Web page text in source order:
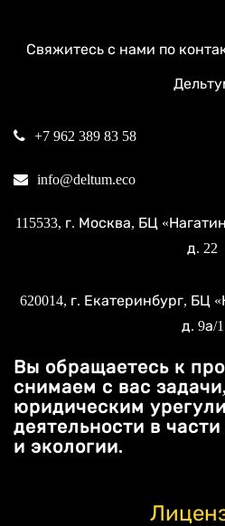
Свяжитесь с нами по
+7 962 389 83 58
info@deltum.eco
115533, г. Москва, БЦ
д. 22
620014, г. Екатеринбург, БЦ
д. 9а/1
Вы обращаетесь к
снимаем с вас
юридическим
деятельности в
и экологии.